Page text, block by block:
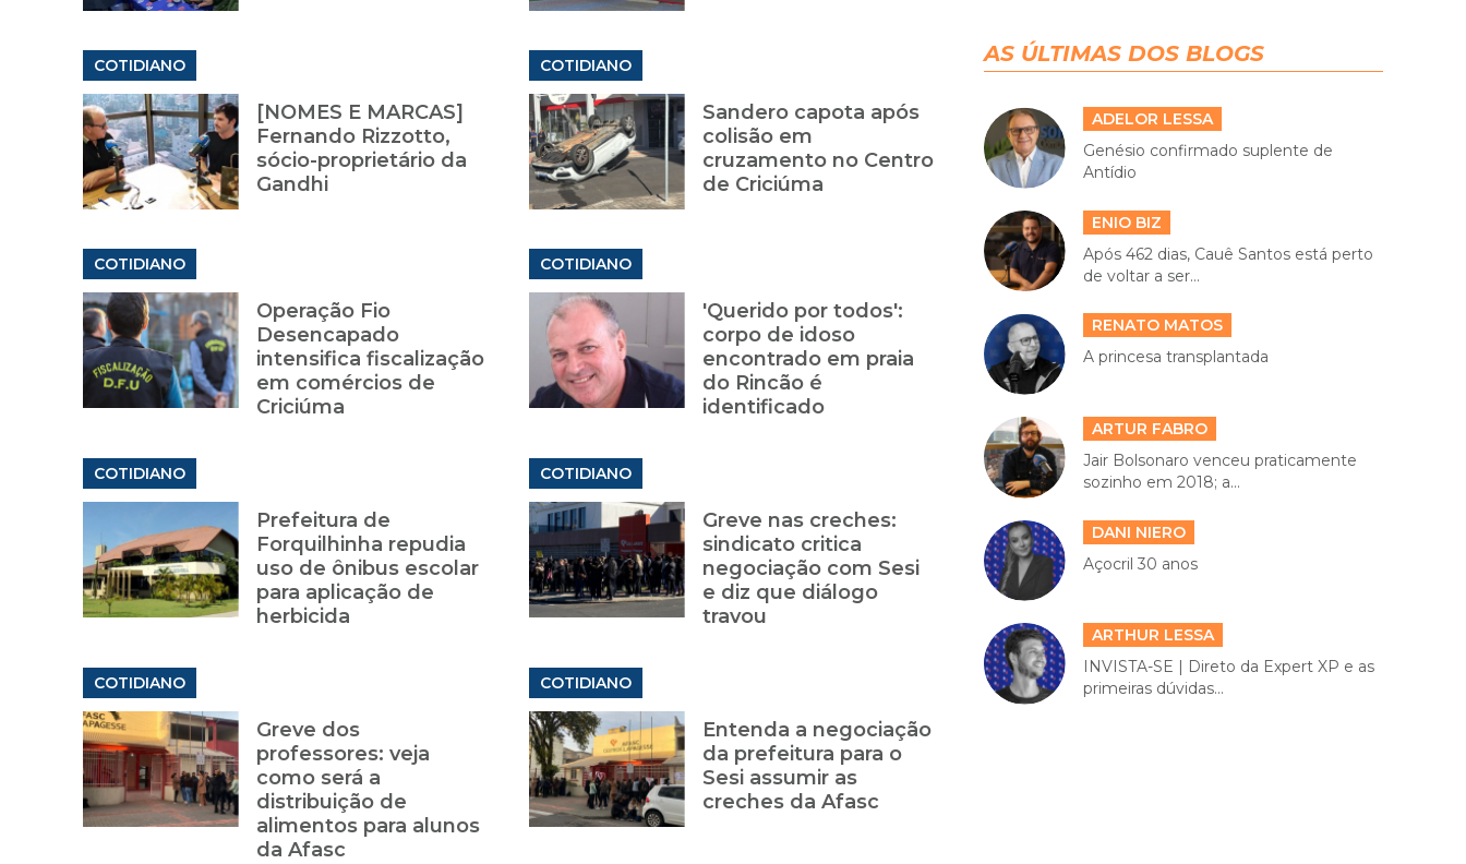
COTIDIANO
[NOMES E MARCAS]
Fernando Rizzotto,
sócio-proprietário da
Gandhi
COTIDIANO
Sandero capota após
colisão em
cruzamento no Centro
de Criciúma
COTIDIANO
Operação Fio
Desencapado
intensifica fiscalização
em comércios de
Criciúma
COTIDIANO
'Querido por todos':
corpo de idoso
encontrado em praia
do Rincão é
identificado
COTIDIANO
Prefeitura de
Forquilhinha repudia
uso de ônibus escolar
para aplicação de
herbicida
COTIDIANO
Greve nas creches:
sindicato critica
negociação com Sesi
e diz que diálogo
travou
COTIDIANO
Greve dos
professores: veja
como será a
distribuição de
alimentos para alunos
da Afasc
COTIDIANO
Entenda a negociação
da prefeitura para o
Sesi assumir as
creches da Afasc
AS ÚLTIMAS DOS BLOGS
ADELOR LESSA
Genésio confirmado suplente de
Antídio
ENIO BIZ
Após 462 dias, Cauê Santos está perto
de voltar a ser...
RENATO MATOS
A princesa transplantada
ARTUR FABRO
Jair Bolsonaro venceu praticamente
sozinho em 2018; a...
DANI NIERO
Açocril 30 anos
ARTHUR LESSA
INVISTA-SE | Direto da Expert XP e as
primeiras dúvidas...